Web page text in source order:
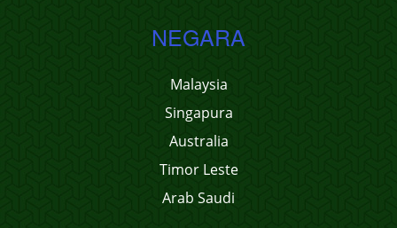
NEGARA
Malaysia
Singapura
Australia
Timor Leste
Arab Saudi